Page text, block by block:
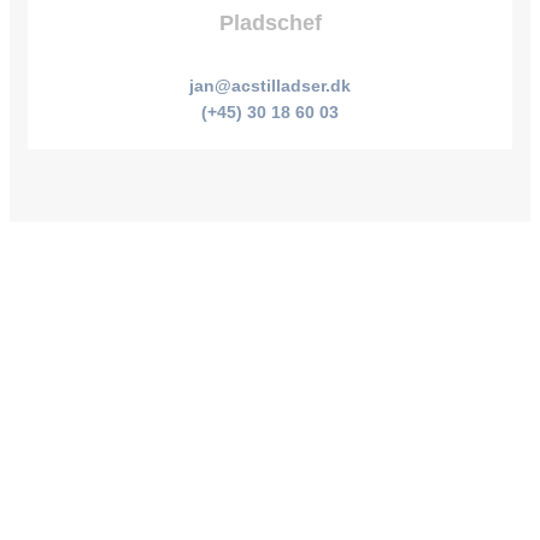
Pladschef
jan@acstilladser.dk
(+45) 30 18 60 03